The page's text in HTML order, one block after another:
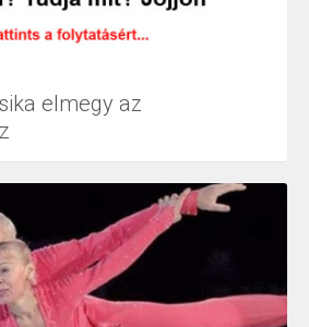
elmegy az